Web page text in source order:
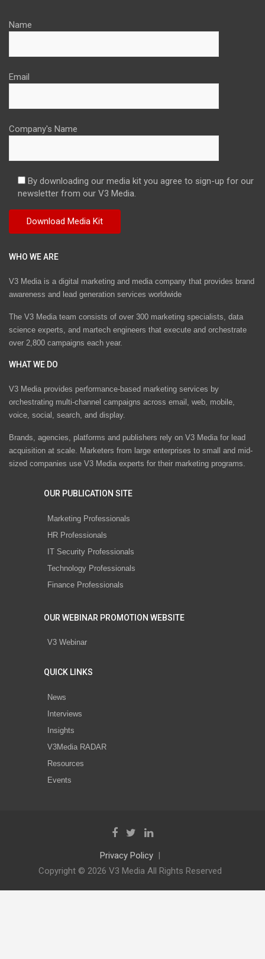
Name
Email
Company's Name
By downloading our media kit you agree to sign-up for our
newsletter from our V3 Media.
WHO WE ARE
V3 Media is a digital marketing and media company that provides brand
awareness and lead generation services worldwide
The V3 Media team consists of over 300 marketing specialists, data
science experts, and martech engineers that execute and orchestrate
over 2,800 campaigns each year.
WHAT WE DO
V3 Media provides performance-based marketing services by
orchestrating multi-channel campaigns across email, web, mobile,
voice, social, search, and display.
Brands, agencies, platforms and publishers rely on V3 Media for lead
acquisition at scale. Marketers from large enterprises to small and mid-
sized companies use V3 Media experts for their marketing programs.
OUR PUBLICATION SITE
Marketing Professionals
HR Professionals
IT Security Professionals
Technology Professionals
Finance Professionals
OUR WEBINAR PROMOTION WEBSITE
V3 Webinar
QUICK LINKS
News
Interviews
Insights
V3Media RADAR
Resources
Events
Privacy Policy
Copyright © 2026 V3 Media All Rights Reserved